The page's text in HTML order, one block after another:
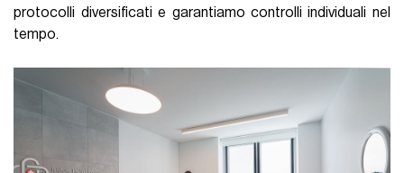
protocolli diversificati e garantiamo controlli individuali nel
tempo.